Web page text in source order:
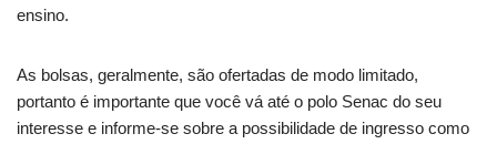
ensino.
As bolsas, geralmente, são ofertadas de modo limitado,
portanto é importante que você vá até o polo Senac do seu
interesse e informe-se sobre a possibilidade de ingresso como